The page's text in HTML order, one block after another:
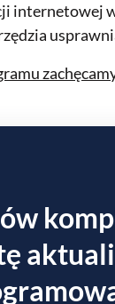
internetowej